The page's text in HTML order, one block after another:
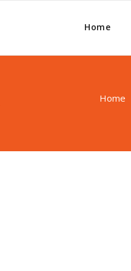
Home
Home